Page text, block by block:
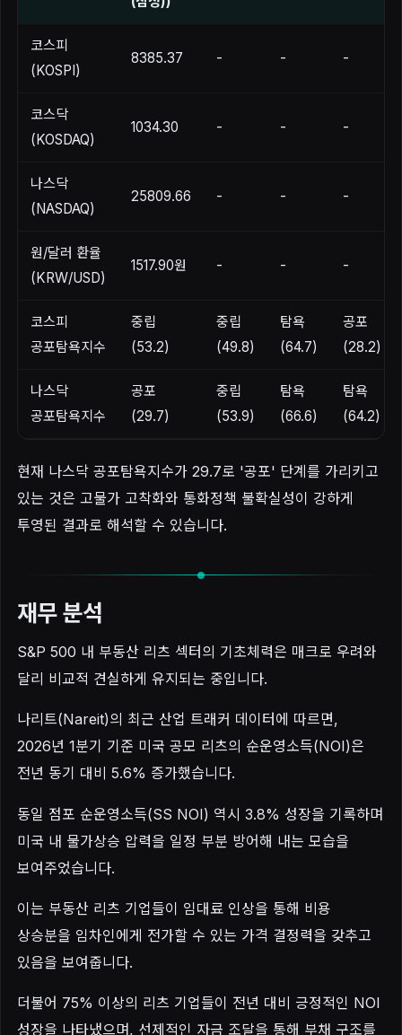
코스피
(KOSPI)
8385.37 - - -
코스닥
(KOSDAQ)
1034.30 - - -
나스닥
(NASDAQ)
25809.66 - - -
원/달러 환율
(KRW/USD)
1517.90원 - - -
코스피
공포탐욕지수
중립
(53.2)
중립
(49.8)
탐욕
(64.7)
공포
(28.2)
나스닥
공포탐욕지수
공포
(29.7)
중립
(53.9)
탐욕
(66.6)
탐욕
(64.2)
현재 나스닥 공포탐욕지수가 29.7로 '공포' 단계를 가리키고
있는 것은 고물가 고착화와 통화정책 불확실성이 강하게
투영된 결과로 해석할 수 있습니다.
재무 분석
S&P 500 내 부동산 리츠 섹터의 기초체력은 매크로 우려와
달리 비교적 견실하게 유지되는 중입니다.
나리트(Nareit)의 최근 산업 트래커 데이터에 따르면,
2026년 1분기 기준 미국 공모 리츠의 순운영소득(NOI)은
전년 동기 대비 5.6% 증가했습니다.
동일 점포 순운영소득(SS NOI) 역시 3.8% 성장을 기록하며
미국 내 물가상승 압력을 일정 부분 방어해 내는 모습을
보여주었습니다.
이는 부동산 리츠 기업들이 임대료 인상을 통해 비용
상승분을 임차인에게 전가할 수 있는 가격 결정력을 갖추고
있음을 보여줍니다.
더불어 75% 이상의 리츠 기업들이 전년 대비 긍정적인 NOI
성장을 나타냈으며, 선제적인 자금 조달을 통해 부채 구조를